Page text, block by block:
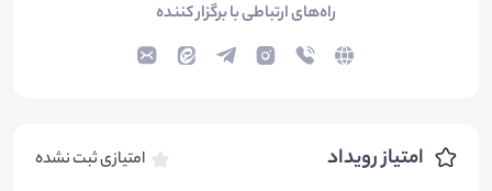
راه‌های ارتباطی با برگزار کننده
امتیاز رویداد امتیازی ثبت نشده